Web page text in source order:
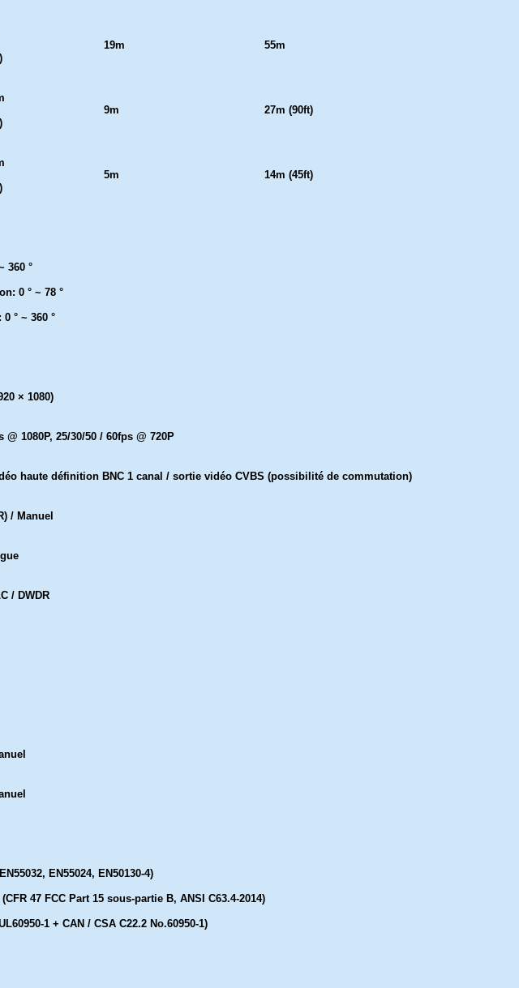
19m 55m
9m 27m (90ft)
5m 14m (45ft)
360 °
0 ° ~ 78 °
° ~ 360 °
× 1080)
@ 1080P, 25/30/50 / 60fps @ 720P
haute définition BNC 1 canal / sortie vidéo CVBS (possibilité de commutation)
/ Manuel
/ DWDR
EN55024, EN50130-4)
(CFR 47 FCC Part 15 sous-partie B, ANSI C63.4-2014)
1 + CAN / CSA C22.2 No.60950-1)